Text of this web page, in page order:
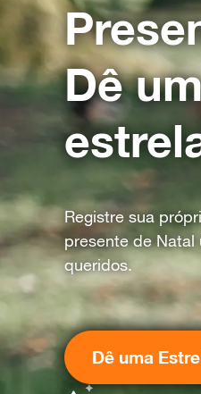
Dê
Registre sua
presente de Natal
queridos.
Dê uma